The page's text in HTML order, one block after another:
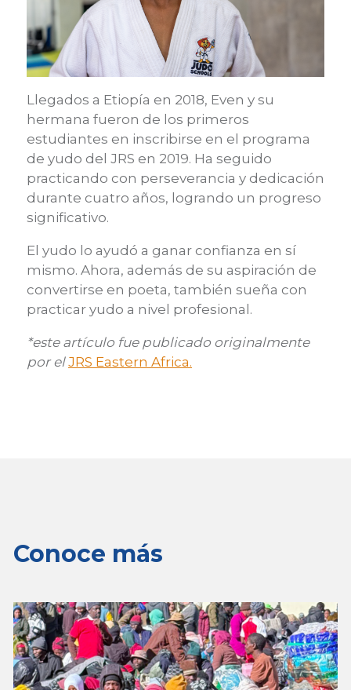
Llegados a Etiopía en 2018, Even y su
hermana fueron de los primeros
estudiantes en inscribirse en el programa
de yudo del JRS en 2019. Ha seguido
practicando con perseverancia y dedicación
durante cuatro años, logrando un progreso
significativo.
El yudo lo ayudó a ganar confianza en sí
mismo. Ahora, además de su aspiración de
convertirse en poeta, también sueña con
practicar yudo a nivel profesional.
*este artículo fue publicado originalmente
por elJRS Eastern Africa.
Conoce más